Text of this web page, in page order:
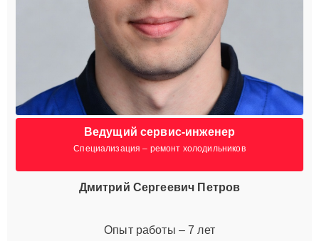
Ведущий сервис-инженер
Специализация – ремонт холодильников
Дмитрий Сергеевич Петров
Опыт работы – 7 лет